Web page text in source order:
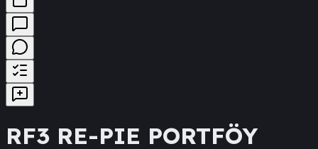
RF3 RE-PIE PORTFÖY